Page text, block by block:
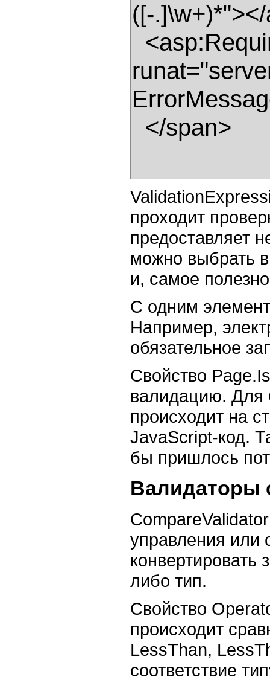
([-
проходит
предоставляет
можно выбрать
и, самое
С одним
Например,
обязательное
Свойство
валидацию. Для
происходит на
JavaScript-код.
бы пришлось
Валидаторы
управления или
конвертировать
либо тип.
Свойство
происходит
LessThan,
соответствие